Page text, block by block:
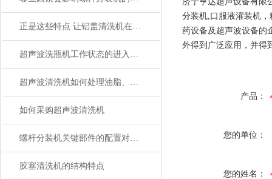
正是这些特点 让铝盖清洗机在众多行业得到应用
超声波洗瓶机工作状态的进入执行
超声波清洗机如何处理油脂、污垢和硬度较高的物体？
如何采购超声波清洗机
螺杆分装机关键部件的配置对性能的影响分析
胶塞清洗机的结构特点
分装机,口服液灌装机
药设备及超声波设备的
外得到广泛应用，并得
产品：
您的单位：
您的姓名：